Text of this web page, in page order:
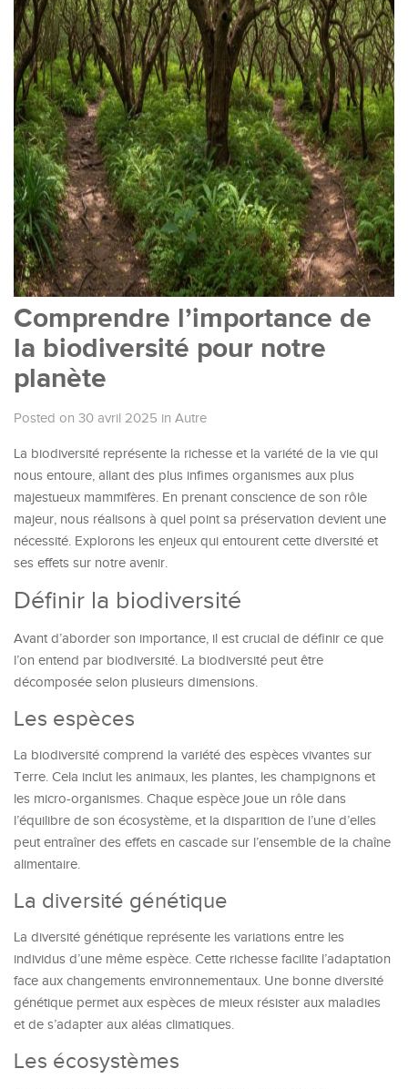
Comprendre l’importance de
la biodiversité pour notre
planète
Posted on 30 avril 2025 in Autre
La biodiversité représente la richesse et la variété de la vie qui
nous entoure, allant des plus infimes organismes aux plus
majestueux mammifères. En prenant conscience de son rôle
majeur, nous réalisons à quel point sa préservation devient une
nécessité. Explorons les enjeux qui entourent cette diversité et
ses effets sur notre avenir.
Définir la biodiversité
Avant d’aborder son importance, il est crucial de définir ce que
l’on entend par biodiversité. La biodiversité peut être
décomposée selon plusieurs dimensions.
Les espèces
La biodiversité comprend la variété des espèces vivantes sur
Terre. Cela inclut les animaux, les plantes, les champignons et
les micro-organismes. Chaque espèce joue un rôle dans
l’équilibre de son écosystème, et la disparition de l’une d’elles
peut entraîner des effets en cascade sur l’ensemble de la chaîne
alimentaire.
La diversité génétique
La diversité génétique représente les variations entre les
individus d’une même espèce. Cette richesse facilite l’adaptation
face aux changements environnementaux. Une bonne diversité
génétique permet aux espèces de mieux résister aux maladies
et de s’adapter aux aléas climatiques.
Les écosystèmes